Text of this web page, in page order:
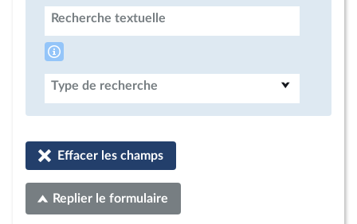
Recherche textuelle
Type de recherche
Effacer les champs
Replier le formulaire